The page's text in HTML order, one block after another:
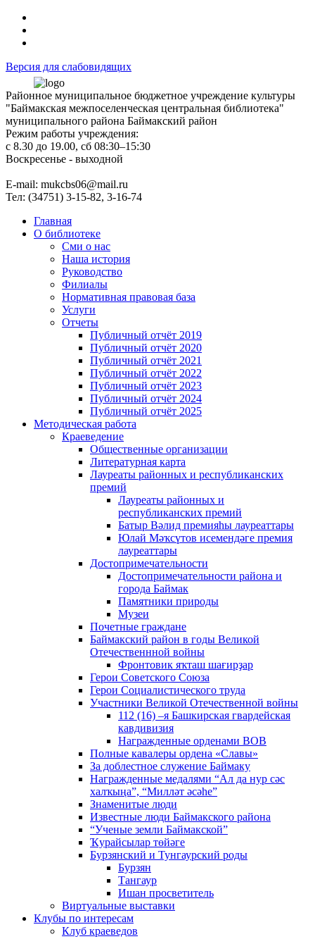
Версия для слабовидящих
Районное муниципальное бюджетное учреждение культуры
"Баймакская межпоселенческая центральная библиотека"
муниципального района Баймакский район
Режим работы учреждения:
с 8.30 до 19.00, сб 08:30–15:30
Воскресенье - выходной
Е-mail: mukcbs06@mail.ru
Тел: (34751) 3-15-82, 3-16-74
Главная
О библиотеке
Сми о нас
Наша история
Руководство
Филиалы
Нормативная правовая база
Услуги
Отчеты
Публичный отчёт 2019
Публичный отчёт 2020
Публичный отчёт 2021
Публичный отчёт 2022
Публичный отчёт 2023
Публичный отчёт 2024
Публичный отчёт 2025
Методическая работа
Краеведение
Общественные организации
Литературная карта
Лауреаты районных и республиканских
премий
Лауреаты районных и
республиканских премий
Батыр Вәлид премияһы лауреаттары
Юлай Мәҡсүтов исемендәге премия
лауреаттары
Достопримечательности
Достопримечательности района и
города Баймак
Памятники природы
Музеи
Почетные граждане
Баймакский район в годы Великой
Отечественнной войны
Фронтовик яҡташ шағирҙар
Герои Советского Союза
Герои Социалистического труда
Участники Великой Отечественной войны
112 (16) –я Башкирская гвардейская
кавдивизия
Награжденные орденами ВОВ
Полные кавалеры ордена «Славы»
За доблестное служение Баймаку
Награжденные медалями “Ал да нур сәс
халҡыңа”, “Милләт әсәһе”
Знаменитые люди
Известные люди Баймакского района
“Ученые земли Баймакской”
Ҡурайсылар төйәге
Бурзянский и Тунгаурский роды
Бурзян
Тангаур
Ишан просветитель
Виртуальные выставки
Клубы по интересам
Клуб краеведов